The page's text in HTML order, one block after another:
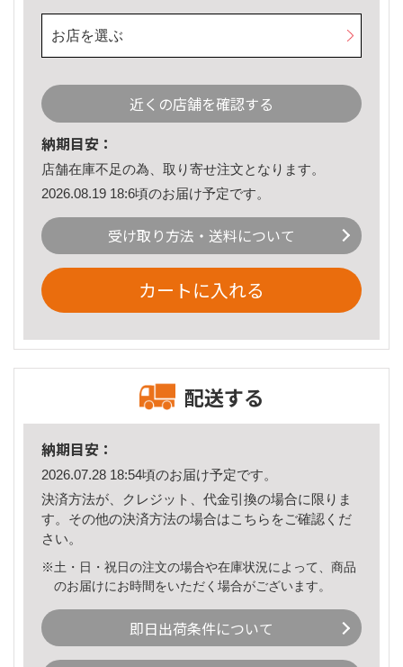
お店を選ぶ
近くの店舗を確認する
納期目安：
店舗在庫不足の為、取り寄せ注文となります。
2026.08.19 18:6頃のお届け予定です。
受け取り方法・送料について
カートに入れる
配送する
納期目安：
2026.07.28 18:54頃のお届け予定です。
決済方法が、クレジット、代金引換の場合に限りま
す。その他の決済方法の場合はこちら をご確認くだ
さい。
※土・日・祝日の注文の場合や在庫状況によって、商品
のお届けにお時間をいただく場合がございます。
即日出荷条件について